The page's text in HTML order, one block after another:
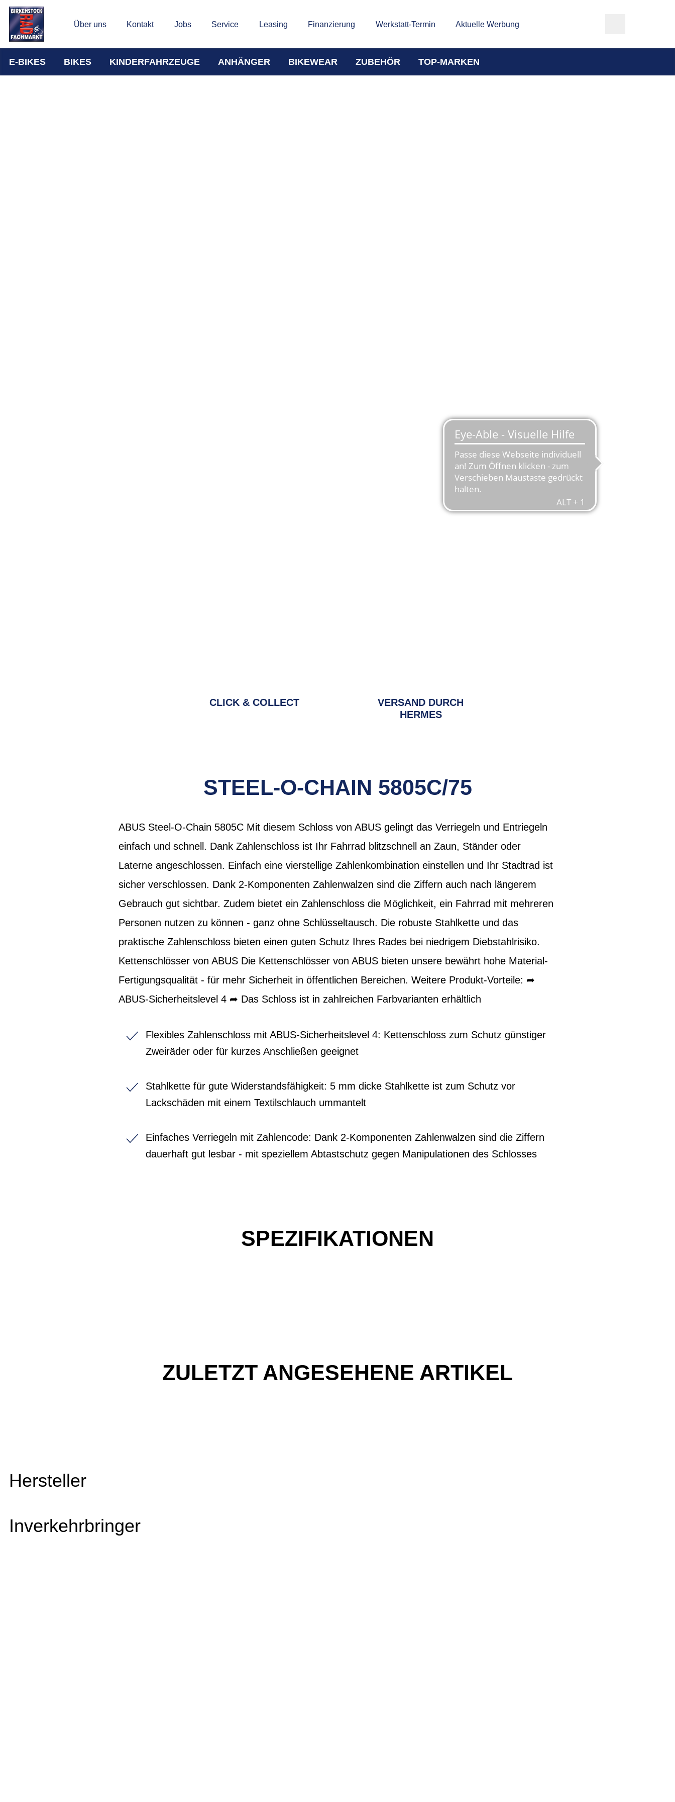
Über uns Kontakt Jobs Service Leasing Finanzierung Werkstatt-Termin Aktuelle Werbung
E-BIKES BIKES KINDERFAHRZEUGE ANHÄNGER BIKEWEAR ZUBEHÖR TOP-MARKEN
CLICK & COLLECT
VERSAND DURCH
HERMES
STEEL-O-CHAIN 5805C/75
ABUS Steel-O-Chain 5805C Mit diesem Schloss von ABUS gelingt das Verriegeln und Entriegeln
einfach und schnell. Dank Zahlenschloss ist Ihr Fahrrad blitzschnell an Zaun, Ständer oder
Laterne angeschlossen. Einfach eine vierstellige Zahlenkombination einstellen und Ihr Stadtrad ist
sicher verschlossen. Dank 2-Komponenten Zahlenwalzen sind die Ziffern auch nach längerem
Gebrauch gut sichtbar. Zudem bietet ein Zahlenschloss die Möglichkeit, ein Fahrrad mit mehreren
Personen nutzen zu können - ganz ohne Schlüsseltausch. Die robuste Stahlkette und das
praktische Zahlenschloss bieten einen guten Schutz Ihres Rades bei niedrigem Diebstahlrisiko.
Kettenschlösser von ABUS Die Kettenschlösser von ABUS bieten unsere bewährt hohe Material-
Fertigungsqualität - für mehr Sicherheit in öffentlichen Bereichen. Weitere Produkt-Vorteile: ➦
ABUS-Sicherheitslevel 4 ➦ Das Schloss ist in zahlreichen Farbvarianten erhältlich
Flexibles Zahlenschloss mit ABUS-Sicherheitslevel 4: Kettenschloss zum Schutz günstiger
Zweiräder oder für kurzes Anschließen geeignet
Stahlkette für gute Widerstandsfähigkeit: 5 mm dicke Stahlkette ist zum Schutz vor
Lackschäden mit einem Textilschlauch ummantelt
Einfaches Verriegeln mit Zahlencode: Dank 2-Komponenten Zahlenwalzen sind die Ziffern
dauerhaft gut lesbar - mit speziellem Abtastschutz gegen Manipulationen des Schlosses
SPEZIFIKATIONEN
ZULETZT ANGESEHENE ARTIKEL
Hersteller
Inverkehrbringer